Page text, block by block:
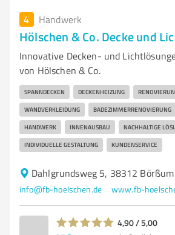
4 Handwerk
Hölschen & Co. Decke und
Innovative Decken- und
von Hölschen & Co.
SPANNDECKEN DECKENHEIZUNG
WANDVERKLEIDUNG BADEZIMMERRENOVIERUNG
HANDWERK INNENAUSBAU NACHHALTIGE
INDIVIDUELLE GESTALTUNG KUNDENSERVICE
Dahlgrundsweg 5, 38312 Börßum
info@fb-hoelschen.de www.fb-
4,90 / 5,00